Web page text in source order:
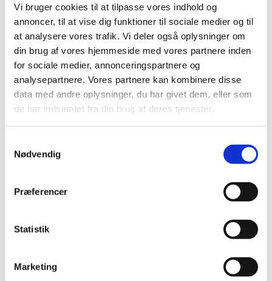
Vi bruger cookies til at tilpasse vores indhold og
annoncer, til at vise dig funktioner til sociale medier og til
at analysere vores trafik. Vi deler også oplysninger om
din brug af vores hjemmeside med vores partnere inden
for sociale medier, annonceringspartnere og
analysepartnere. Vores partnere kan kombinere disse
data med andre oplysninger, du har givet dem, eller som
de har indsamlet fra din brug af deres tjenester.
Nødvendig
Præferencer
Statistik
Marketing
19. Lammegryde med kantareller
20. Lammegryde med karry
21. Lammegryde speciel
23. Lammekarbonader
24. Lammekrebinetter med aubergine
28. Lammelabskovs